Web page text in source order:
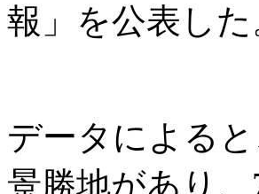
報」を公表した
データによる
景勝地があり